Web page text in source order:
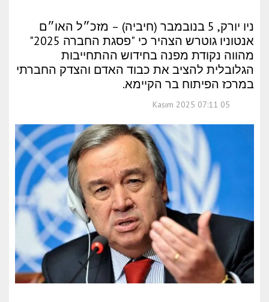
ניו יורק, 5 בנובמבר (חיביה) – מזכ״ל האו״ם
אנטוניו גוטרש הצהיר כי "פסגת החברה 2025"
מהווה נקודת מפנה בחידוש ההתחייבות
הגלובלית להציב את כבוד האדם והצדק החברתי
במרכז הפיתוח בר הקיימא.
05 Kasım 2025 07:11